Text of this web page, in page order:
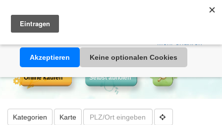
Warenkorb
Diese Website verwendet Cookies. Durch die Nutzung dieser
Webseite erklären Sie sich damit einverstanden, dass Cookies
Akzeptieren
Keine optionalen Cookies
Online kaufen Selbst abholen
Kategorien Karte